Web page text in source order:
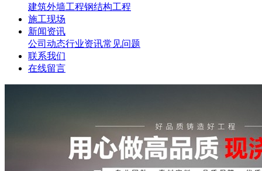
建筑外墙工程钢结构工程
施工现场
新闻资讯
公司动态行业资讯常见问题
联系我们
在线留言